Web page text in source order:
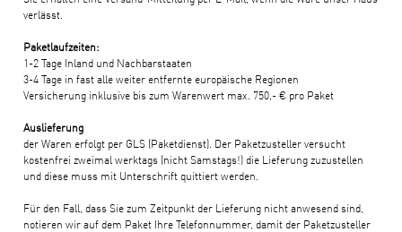
verlässt.
Paketlaufzeiten:
1-2 Tage Inland und Nachbarstaaten
3-4 Tage in fast alle weiter entfernte europäische Regionen
Versicherung inklusive bis zum Warenwert max. 750,- € pro Paket
Auslieferung
der Waren erfolgt per GLS (Paketdienst). Der Paketzusteller versucht
kostenfrei zweimal werktags (nicht Samstags!) die Lieferung zuzustellen
und diese muss mit Unterschrift quittiert werden.
Für den Fall, dass Sie zum Zeitpunkt der Lieferung nicht anwesend sind,
notieren wir auf dem Paket Ihre Telefonnummer, damit der Paketzusteller